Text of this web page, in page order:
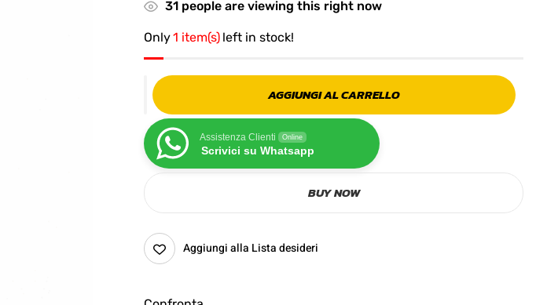
31 people are viewing this right now
Only1 item(s) left in stock!
AGGIUNGI AL CARRELLO
Assistenza Clienti Online
Scrivici su Whatsapp
BUY NOW
Aggiungi alla Lista desideri